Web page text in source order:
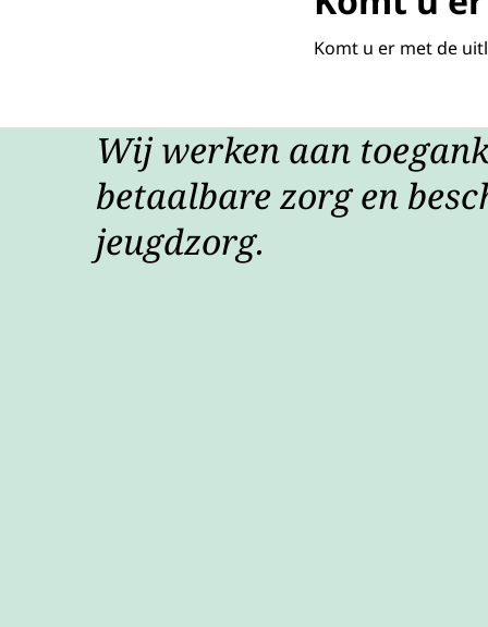
zorg onder
ontwikkelt
daarmee
NVLF
praktijk en
informatie
Komt u er met de
Wij werken aan
betaalbare zorg en
jeugdzorg.